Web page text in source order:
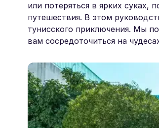
или потеряться в ярких суках,
путешествия. В этом
тунисского приключения. Мы
вам сосредоточиться на